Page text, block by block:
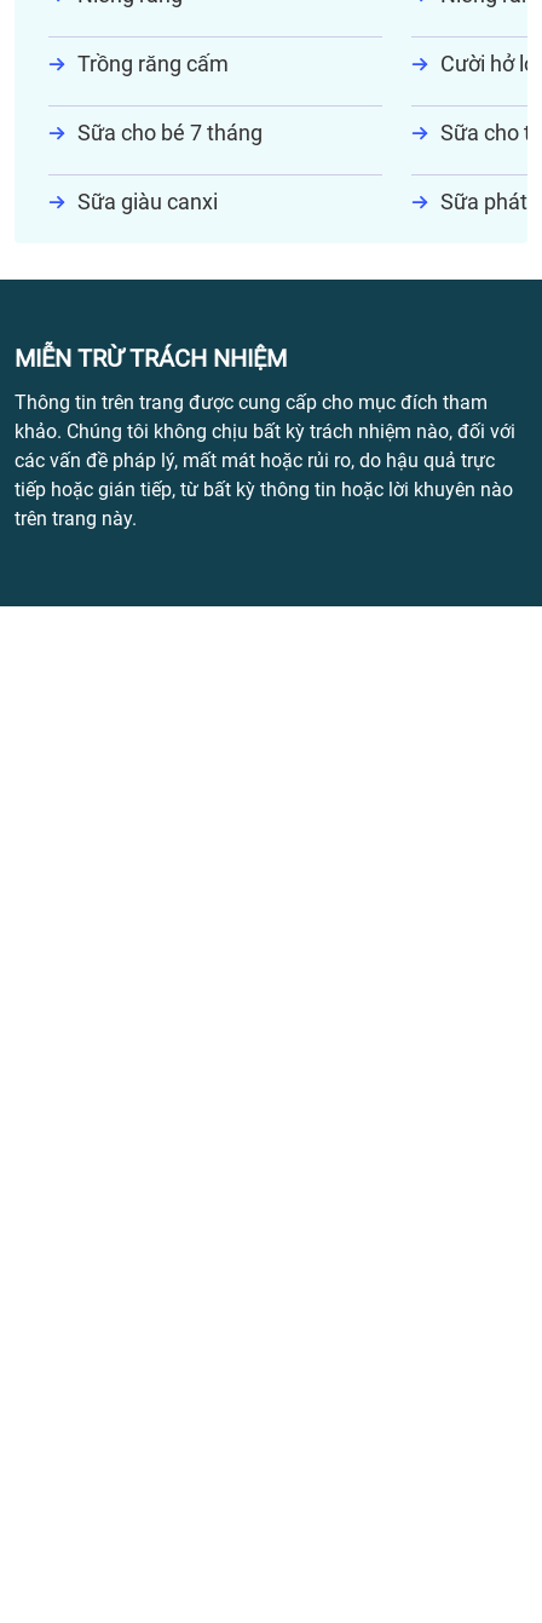
Trồng răng cấm Cười hở lợi
Sữa cho bé 7 tháng Sữa cho
Sữa giàu canxi Sữa phát
MIỄN TRỪ TRÁCH NHIỆM
Thông tin trên trang được cung cấp cho mục đích tham
khảo. Chúng tôi không chịu bất kỳ trách nhiệm nào, đối với
các vấn đề pháp lý, mất mát hoặc rủi ro, do hậu quả trực
tiếp hoặc gián tiếp, từ bất kỳ thông tin hoặc lời khuyên nào
trên trang này.